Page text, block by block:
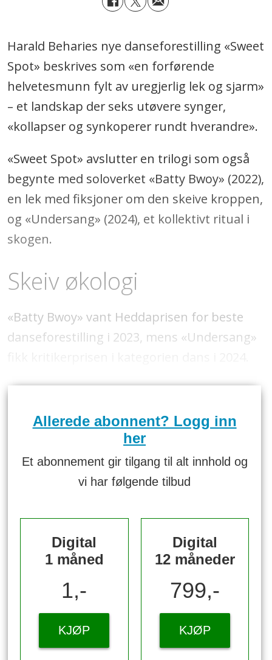
Harald Beharies nye danseforestilling «Sweet
Spot» beskrives som «en forførende
helvetesmunn fylt av uregjerlig lek og sjarm»
– et landskap der seks utøvere synger,
«kollapser og synkoperer rundt hverandre».
«Sweet Spot» avslutter en trilogi som også
begynte med soloverket «Batty Bwoy» (2022),
en lek med fiksjoner om den skeive kroppen,
og «Undersang» (2024), et kollektivt ritual i
skogen.
Skeiv økologi
«Batty Bwoy» vant Heddaprisen for beste
danseforestilling i 2023, mens «Undersang»
Allerede abonnent? Logg inn
her
Et abonnement gir tilgang til alt innhold og
vi har følgende tilbud
Digital
1 måned
1,-
KJØP
Digital
12 måneder
799,-
KJØP